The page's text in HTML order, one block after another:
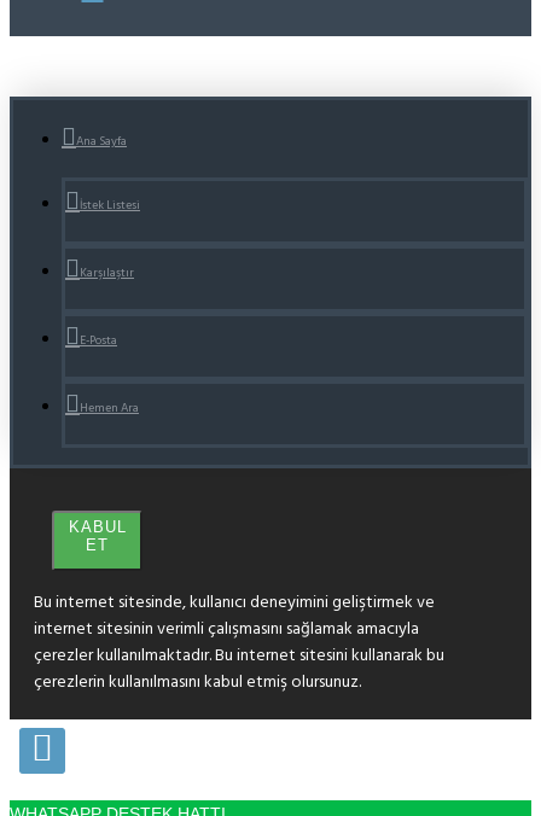
Ana Sayfa
İstek Listesi
Karşılaştır
E-Posta
Hemen Ara
KABUL
ET
Bu internet sitesinde, kullanıcı deneyimini geliştirmek ve
internet sitesinin verimli çalışmasını sağlamak amacıyla
çerezler kullanılmaktadır. Bu internet sitesini kullanarak bu
çerezlerin kullanılmasını kabul etmiş olursunuz.